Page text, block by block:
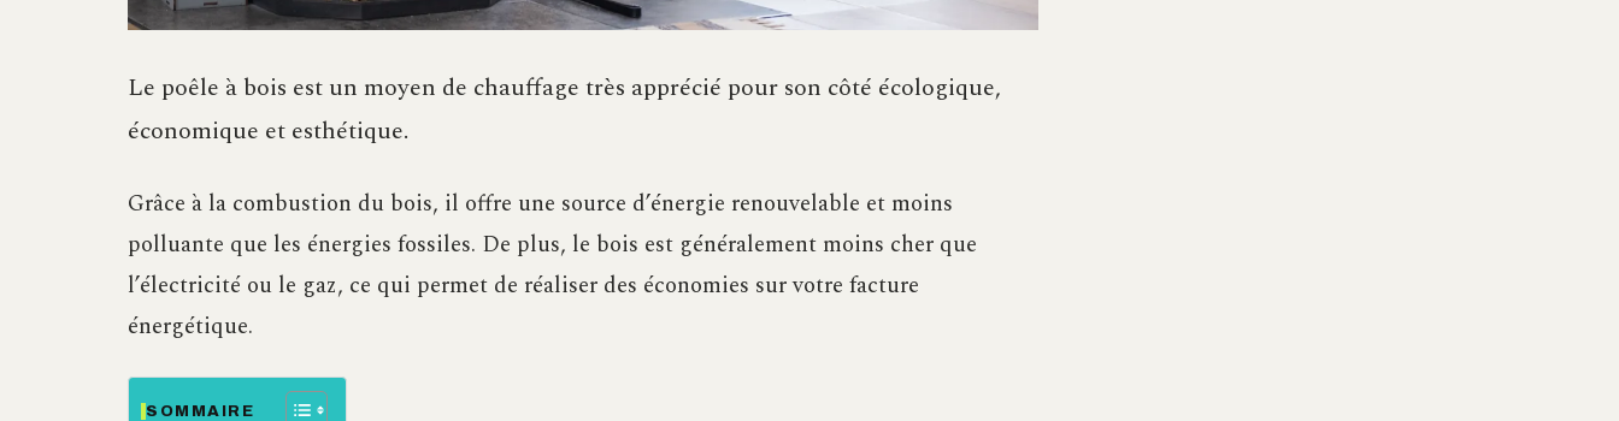
Le poêle à bois est un moyen de chauffage très apprécié pour son côté écologique,
économique et esthétique.
Grâce à la combustion du bois, il offre une source d’énergie renouvelable et moins
polluante que les énergies fossiles. De plus, le bois est généralement moins cher que
l’électricité ou le gaz, ce qui permet de réaliser des économies sur votre facture
énergétique.
SOMMAIRE